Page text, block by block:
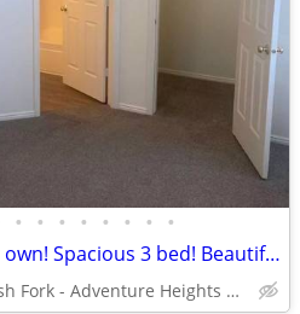
• • • • • • • •
Lots of room to call your own! Spacious 3 bed! Beautiful neighborhood!
Spanish Fork - Adventure Heights All-Abilities Park